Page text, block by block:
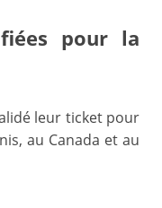
pour la
leur ticket pour
au Canada et au